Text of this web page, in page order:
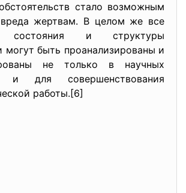
стало возможным
вреда жертвам. В целом же все
состояния и структуры
могут быть проанализированы и
не только в научных
для совершенствования
работы.[6]